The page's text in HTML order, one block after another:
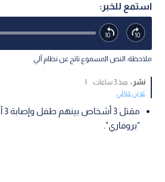
استمع للخبر:
ملاحظة: النص المسموع ناتج عن نظام آلي
نشر : منذ 3 ساعات
|
عربي دولي
"بروفاري".